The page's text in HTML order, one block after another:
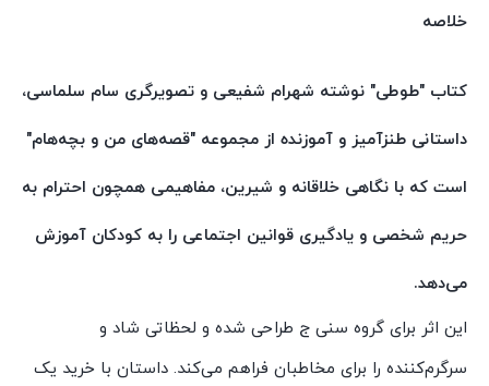
های
و
هام
طوطی
شهرام
شفیعی
سیمای
شرق
خلاصه
کتاب "طوطی" نوشته شهرام شفیعی و تصویرگری سام سلماسی،
داستانی طنزآمیز و آموزنده از مجموعه "قصه‌های من و بچه‌هام"
است که با نگاهی خلاقانه و شیرین، مفاهیمی همچون احترام به
حریم شخصی و یادگیری قوانین اجتماعی را به کودکان آموزش
می‌دهد.
این اثر برای گروه سنی ج طراحی شده و لحظاتی شاد و
سرگرم‌کننده را برای مخاطبان فراهم می‌کند. داستان با خرید یک